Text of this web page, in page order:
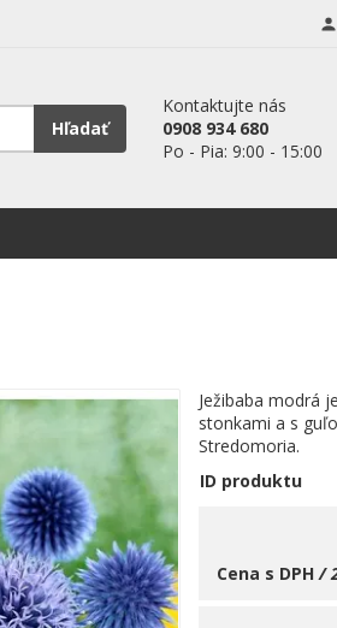
Hľadať
Kontaktujte nás
0908 934 680
Po - Pia: 9:00 - 15:00
Ježibaba modrá
stonkami a s
Stredomoria.
ID produktu
Cena s DPH/